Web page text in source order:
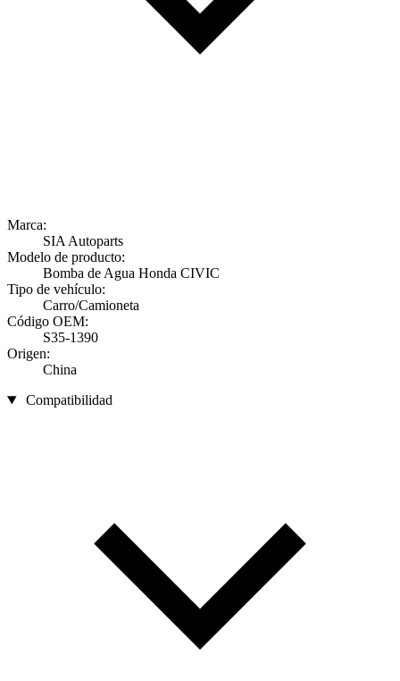
Marca:
SIA Autoparts
Modelo de producto:
Bomba de Agua Honda CIVIC
Tipo de vehículo:
Carro/Camioneta
Código OEM:
S35-1390
Origen:
China
Compatibilidad